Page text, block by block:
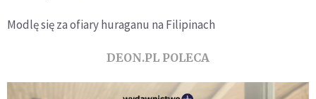
Modlę się za ofiary huraganu na Filipinach
DEON.PL POLECA